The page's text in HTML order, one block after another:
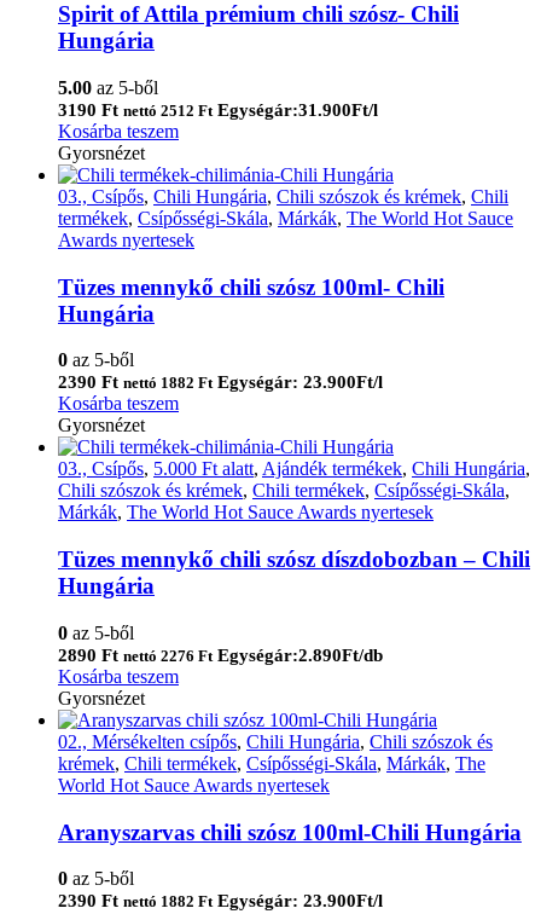
Spirit of Attila prémium chili szósz- Chili
Hungária
5.00 az 5-ből
3190 Ft nettó 2512 Ft Egységár:31.900Ft/l
Kosárba teszem
Gyorsnézet
03., Csípős, Chili Hungária, Chili szószok és krémek, Chili
termékek, Csípősségi-Skála, Márkák, The World Hot Sauce
Awards nyertesek
Tüzes mennykő chili szósz 100ml- Chili
Hungária
0 az 5-ből
2390 Ft nettó 1882 Ft Egységár: 23.900Ft/l
Kosárba teszem
Gyorsnézet
03., Csípős, 5.000 Ft alatt, Ajándék termékek, Chili Hungária,
Chili szószok és krémek, Chili termékek, Csípősségi-Skála,
Márkák, The World Hot Sauce Awards nyertesek
Tüzes mennykő chili szósz díszdobozban – Chili
Hungária
0 az 5-ből
2890 Ft nettó 2276 Ft Egységár:2.890Ft/db
Kosárba teszem
Gyorsnézet
02., Mérsékelten csípős, Chili Hungária, Chili szószok és
krémek, Chili termékek, Csípősségi-Skála, Márkák, The
World Hot Sauce Awards nyertesek
Aranyszarvas chili szósz 100ml-Chili Hungária
0 az 5-ből
2390 Ft nettó 1882 Ft Egységár: 23.900Ft/l